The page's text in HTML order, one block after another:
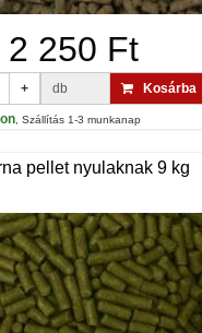
2 250 Ft
+ db
Kosárba
, Szállítás 1-3 munkanap
pellet nyulaknak 9 kg